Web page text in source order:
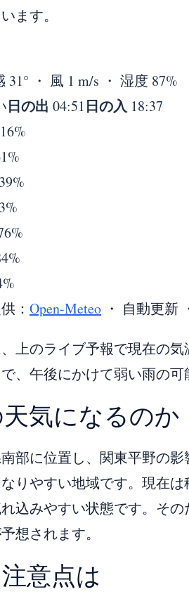
ます。
31° ・ 風 1 m/s ・ 湿度 87%
日の出 04:51日の入 18:37
： Open-Meteo ・ 自動更新
上のライブ予報で現在の気
、午後にかけて弱い雨の可
気になるのか
部に位置し、関東平野の影
りやすい地域です。現在は
込みやすい状態です。その
想されます。
意点は